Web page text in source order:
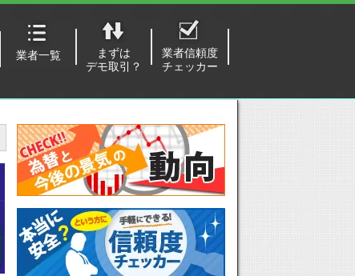
業者一覧
まずは
デモ取引？
業者信頼度
チェッカー